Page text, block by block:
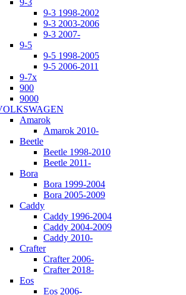
9-3
9-3 1998-2002
9-3 2003-2006
9-3 2007-
9-5
9-5 1998-2005
9-5 2006-2011
9-7x
900
9000
Amarok
Amarok 2010-
Beetle
Beetle 1998-2010
Beetle 2011-
Bora
Bora 1999-2004
Bora 2005-2009
Caddy
Caddy 1996-2004
Caddy 2004-2009
Caddy 2010-
Crafter
Crafter 2006-
Crafter 2018-
Eos
Eos 2006-